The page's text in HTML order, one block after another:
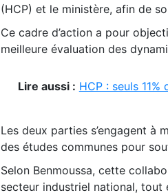
(HCP) et le ministère, afin de
Ce cadre d’action a pour
meilleure évaluation des
Lire aussi : HCP : seuls
Les deux parties s’engagent à
des études communes pour
Selon Benmoussa, cette
secteur industriel national, tout